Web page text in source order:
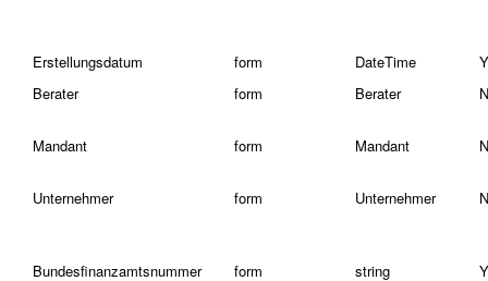
Erstellungsdatum form DateTime
Berater
form Berater
Mandant form Mandant
Unternehmer form Unternehmer
Bundesfinanzamtsnummer form string